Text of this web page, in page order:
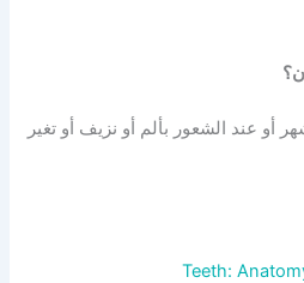
زيارة الطبيب كل 6 أشهر أو عند الشعور بألم أو نزيف أو تغير
Teeth: